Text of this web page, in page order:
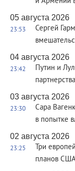
05 августа 2026
23:53
Сергей
04 августа 2026
23:42
Путин и
03 августа 2026
23:30
Сара
в попытке
02 августа 2026
23:25
Три
планов